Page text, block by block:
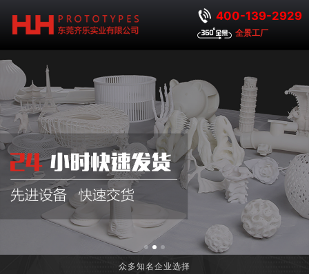
400-139-2929
全景工厂
众多知名企业选择